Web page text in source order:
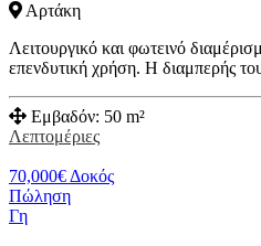
Αρτάκη
Λειτουργικό και φωτεινό
επενδυτική χρήση. Η διαμπερής
Εμβαδόν: 50 m²
Λεπτομέριες
70,000€Δοκός
Πώληση
Γη